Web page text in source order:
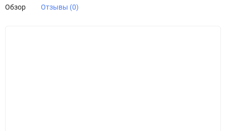
Обзор Отзывы (0)